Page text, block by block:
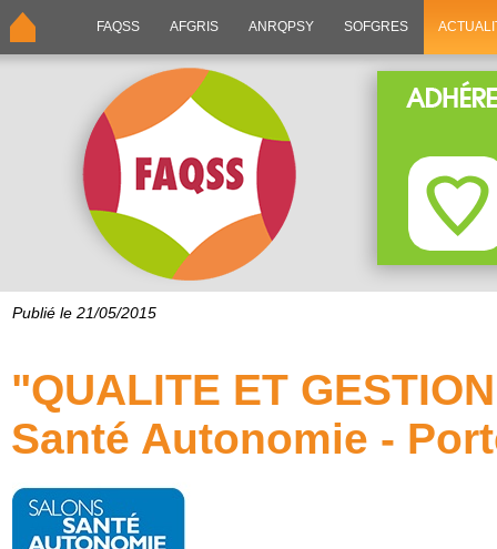
FAQSS AFGRIS ANRQPSY SOFGRES
Publié le 21/05/2015
"QUALITE ET
Santé Autonomie -